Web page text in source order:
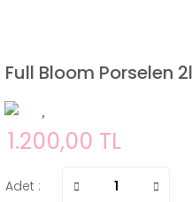
Full Bloom Porselen
1.200,00 TL
Adet :